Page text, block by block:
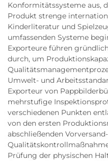
Konformitätssysteme aus,
Produkt strenge
Kinderliteratur und
umfassenden Systeme
Exporteure führen
durch, um
Umwelt- und
Exporteur von
mehrstufige
verschiedenen Punkten
von den ersten
abschließenden
Prüfung der physischen